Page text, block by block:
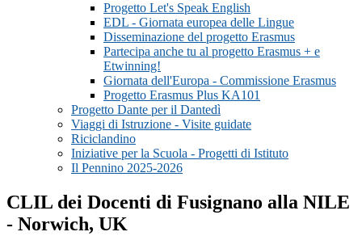
Progetto Let's Speak English
EDL - Giornata europea delle Lingue
Disseminazione del progetto Erasmus
Partecipa anche tu al progetto Erasmus + e
Etwinning!
Giornata dell'Europa - Commissione Erasmus
Progetto Erasmus Plus KA101
Progetto Dante per il Dantedì
Viaggi di Istruzione - Visite guidate
Riciclandino
Iniziative per la Scuola - Progetti di Istituto
Il Pennino 2025-2026
CLIL dei Docenti di Fusignano alla NILE
- Norwich, UK